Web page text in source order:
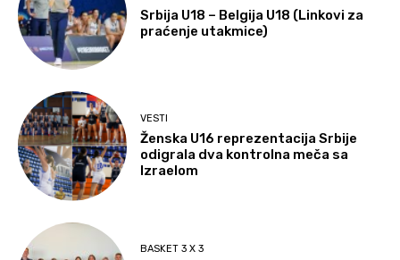
Srbija U18 – Belgija U18 (Linkovi za
praćenje utakmice)
VESTI
Ženska U16 reprezentacija Srbije
odigrala dva kontrolna meča sa
Izraelom
BASKET 3 X 3